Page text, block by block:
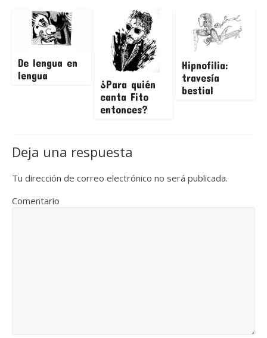
De lengua en
lengua
¿Para quién
canta Fito
entonces?
Hipnofilia:
travesía
bestial
Deja una respuesta
Tu dirección de correo electrónico no será publicada.
Comentario